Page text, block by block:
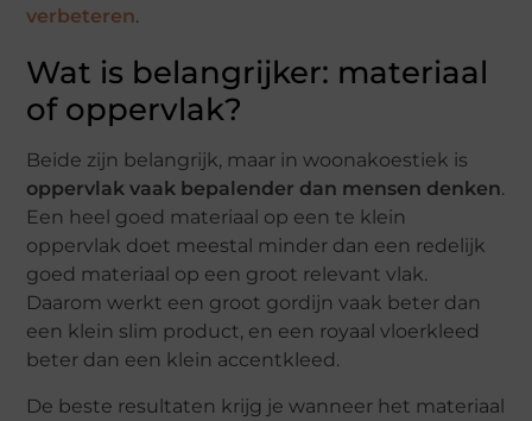
verbeteren.
Wat is belangrijker: materiaal
of oppervlak?
Beide zijn belangrijk, maar in woonakoestiek is
oppervlak vaak bepalender dan mensen denken.
Een heel goed materiaal op een te klein
oppervlak doet meestal minder dan een redelijk
goed materiaal op een groot relevant vlak.
Daarom werkt een groot gordijn vaak beter dan
een klein slim product, en een royaal vloerkleed
beter dan een klein accentkleed.
De beste resultaten krijg je wanneer het materiaal